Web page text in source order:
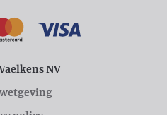
NV
VISA